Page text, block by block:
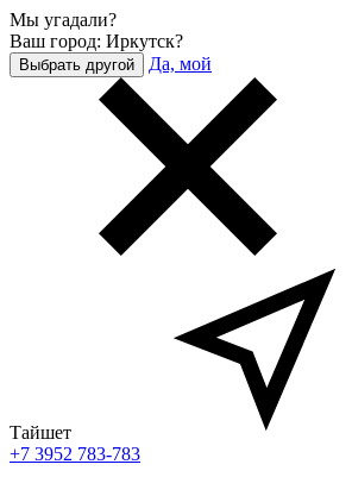
Мы угадали?
Ваш город: Иркутск?
Выбрать другой Да, мой
Тайшет
+7 3952 783-783